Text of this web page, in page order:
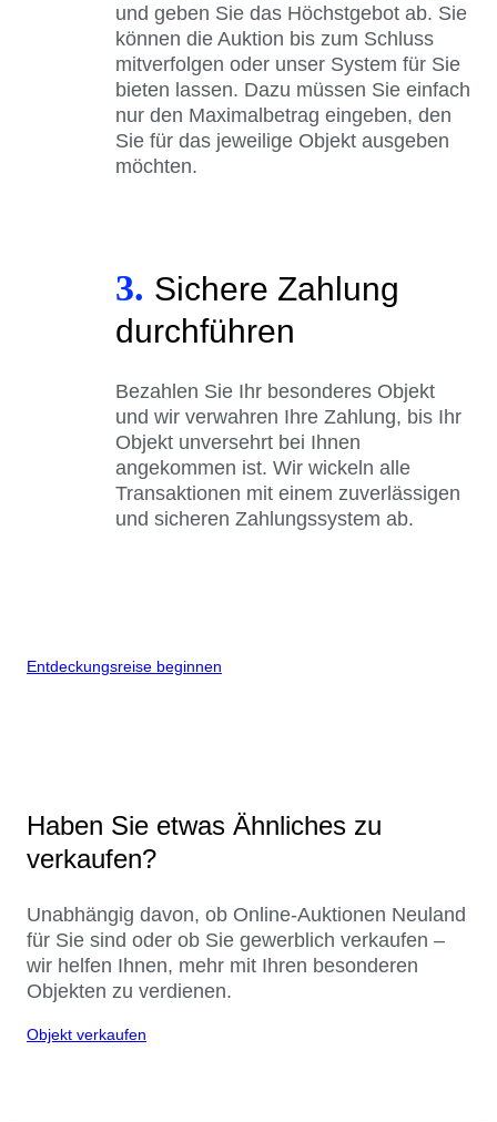
und geben Sie das Höchstgebot ab. Sie
können die Auktion bis zum Schluss
mitverfolgen oder unser System für Sie
bieten lassen. Dazu müssen Sie einfach
nur den Maximalbetrag eingeben, den
Sie für das jeweilige Objekt ausgeben
möchten.
3. Sichere Zahlung
durchführen
Bezahlen Sie Ihr besonderes Objekt
und wir verwahren Ihre Zahlung, bis Ihr
Objekt unversehrt bei Ihnen
angekommen ist. Wir wickeln alle
Transaktionen mit einem zuverlässigen
und sicheren Zahlungssystem ab.
Entdeckungsreise beginnen
Haben Sie etwas Ähnliches zu
verkaufen?
Unabhängig davon, ob Online-Auktionen Neuland
für Sie sind oder ob Sie gewerblich verkaufen –
wir helfen Ihnen, mehr mit Ihren besonderen
Objekten zu verdienen.
Objekt verkaufen